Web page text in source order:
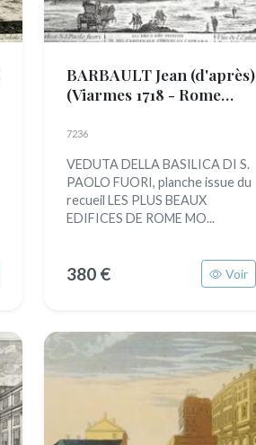
BARBAULT Jean (d'après)
(Viarmes 1718 - Rome
7236
VEDUTA DELLA BASILICA DI S.
PAOLO FUORI, planche issue du
recueil LES PLUS BEAUX
EDIFICES DE ROME MO...
380 € Voir